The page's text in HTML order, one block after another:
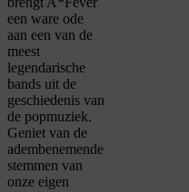
een ware ode
aan een van de
meest
legendarische
bands uit de
geschiedenis van
de popmuziek.
Geniet van de
adembenemende
stemmen van
onze eigen